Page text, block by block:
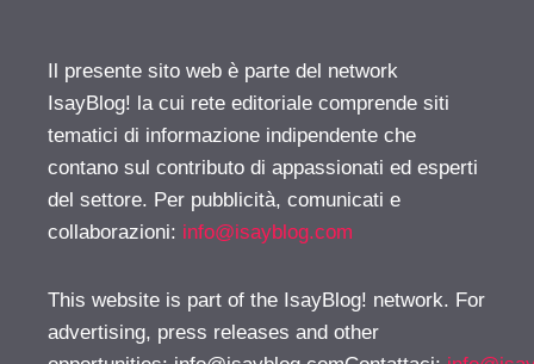
Il presente sito web è parte del network
IsayBlog! la cui rete editoriale comprende siti
tematici di informazione indipendente che
contano sul contributo di appassionati ed esperti
del settore. Per pubblicità, comunicati e
collaborazioni: info@isayblog.com
This website is part of the IsayBlog! network. For
advertising, press releases and other